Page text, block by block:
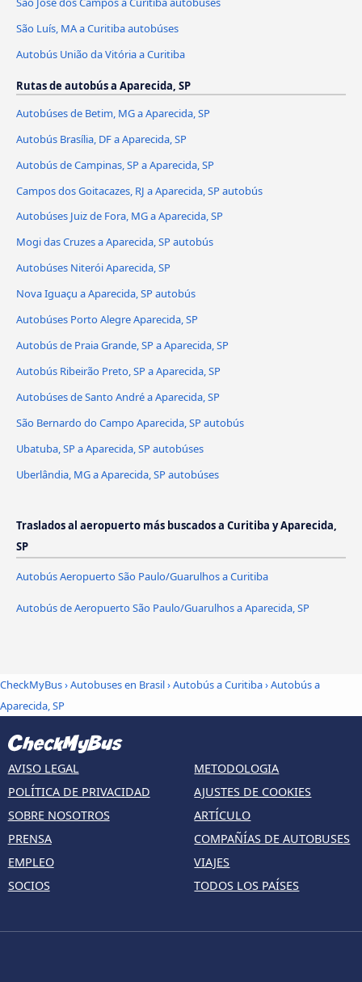
São Luís, MA a Curitiba autobúses
Autobús União da Vitória a Curitiba
Rutas de autobús a Aparecida, SP
Autobúses de Betim, MG a Aparecida, SP
Autobús Brasília, DF a Aparecida, SP
Autobús de Campinas, SP a Aparecida, SP
Campos dos Goitacazes, RJ a Aparecida, SP autobús
Autobúses Juiz de Fora, MG a Aparecida, SP
Mogi das Cruzes a Aparecida, SP autobús
Autobúses Niterói Aparecida, SP
Nova Iguaçu a Aparecida, SP autobús
Autobúses Porto Alegre Aparecida, SP
Autobús de Praia Grande, SP a Aparecida, SP
Autobús Ribeirão Preto, SP a Aparecida, SP
Autobúses de Santo André a Aparecida, SP
São Bernardo do Campo Aparecida, SP autobús
Ubatuba, SP a Aparecida, SP autobúses
Uberlândia, MG a Aparecida, SP autobúses
Traslados al aeropuerto más buscados a Curitiba y Aparecida,
SP
Autobús Aeropuerto São Paulo/Guarulhos a Curitiba
Autobús de Aeropuerto São Paulo/Guarulhos a Aparecida, SP
CheckMyBus›Autobuses en Brasil›Autobús a Curitiba›Autobús a
Aparecida, SP
AVISO LEGAL
POLÍTICA DE PRIVACIDAD
SOBRE NOSOTROS
PRENSA
EMPLEO
SOCIOS
METODOLOGIA
AJUSTES DE COOKIES
ARTÍCULO
COMPAÑÍAS DE AUTOBUSES
VIAJES
TODOS LOS PAÍSES